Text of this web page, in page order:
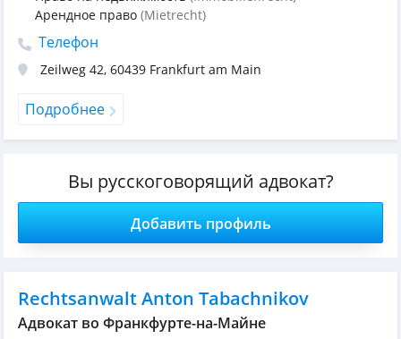
Арендное право (Mietrecht)
Телефон
Zeilweg 42, 60439 Frankfurt am Main
Подробнее
Вы русскоговорящий адвокат?
Добавить профиль
Rechtsanwalt Anton Tabachnikov
Адвокат во Франкфурте-на-Майне